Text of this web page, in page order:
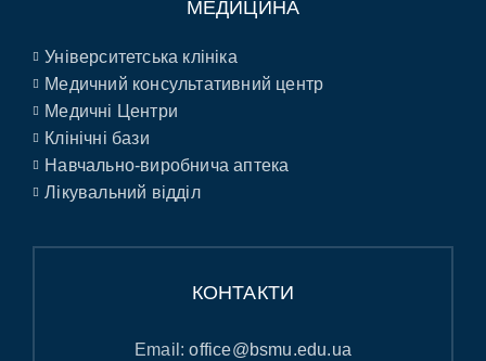
МЕДИЦИНА
Університетська клініка
Медичний консультативний центр
Медичні Центри
Клінічні бази
Навчально-виробнича аптека
Лікувальний відділ
КОНТАКТИ
Email:office@bsmu.edu.ua